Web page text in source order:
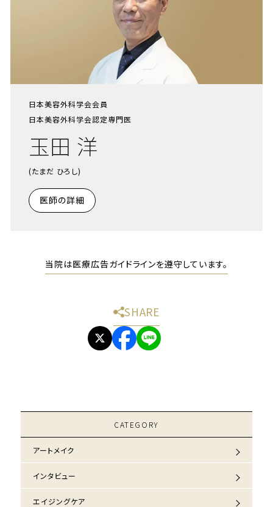
日本美容外科学会会員
日本美容外科学会認定専門医
玉田 洋
(たまだ ひろし)
医師の詳細
当院は医療広告ガイドラインを遵守しています。
SHARE
CATEGORY
アートメイク
インタビュー
エイジングケア